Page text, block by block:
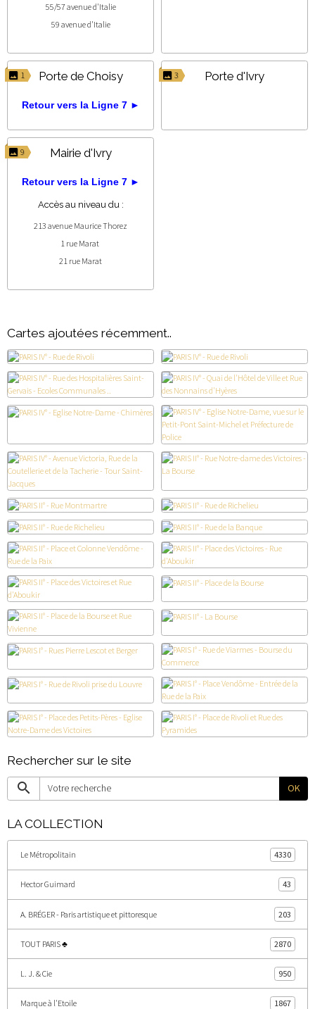
55/57 avenue d'Italie
59 avenue d'Italie
1 Porte de Choisy
Retour vers la Ligne 7 ►
3 Porte d'Ivry
9 Mairie d'Ivry
Retour vers la Ligne 7 ►
Accès au niveau du :
213 avenue Maurice Thorez
1 rue Marat
21 rue Marat
Cartes ajoutées récemment..
Rechercher sur le site
OK
LA COLLECTION
Le Métropolitain 4330
Hector Guimard 43
A. BRÉGER - Paris artistique et pittoresque 203
TOUT PARIS ♣ 2870
L. J. & Cie 950
Marque à l'Etoile 1867